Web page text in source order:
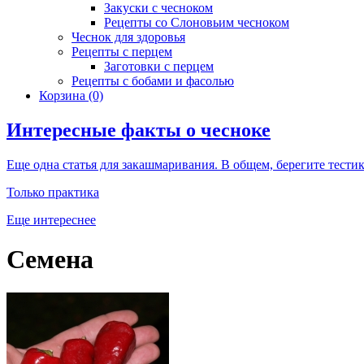
Закуски с чесноком
Рецепты со Слоновьим чесноком
Чеснок для здоровья
Рецепты с перцем
Заготовки с перцем
Рецепты с бобами и фасолью
Корзина (0)
Интересные факты о чесноке
Еще одна статья для закашмаривания. В общем, берегите
Только практика
Еще интереснее
Семена